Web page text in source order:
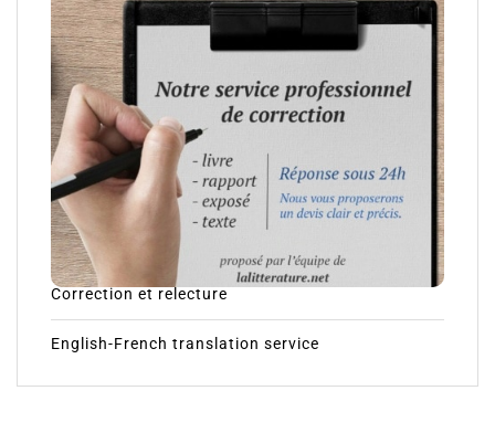
Correction et relecture
English-French translation service